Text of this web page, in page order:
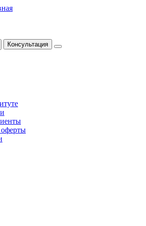
Консультация